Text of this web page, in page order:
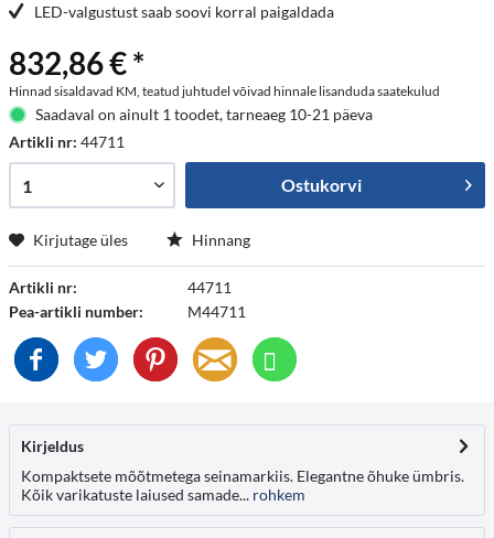
LED-valgustust saab soovi korral paigaldada
832,86 € *
Hinnad sisaldavad KM, teatud juhtudel võivad hinnale lisanduda saatekulud
Saadaval on ainult 1 toodet, tarneaeg 10-21 päeva
Artikli nr: 44711
Ostukorvi
Kirjutage üles Hinnang
Artikli nr:
44711
Pea-artikli number:
M44711
Kirjeldus
Kompaktsete mõõtmetega seinamarkiis. Elegantne õhuke ümbris.
Kõik varikatuste laiused samade... rohkem